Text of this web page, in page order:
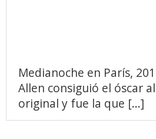
Medianoche en París,
Allen consiguió el óscar
original y fue la que [...]